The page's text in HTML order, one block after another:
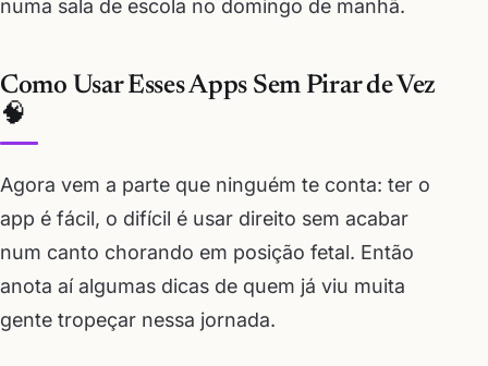
numa sala de escola no domingo de manhã.
Como Usar Esses Apps Sem Pirar de Vez
🧠
Agora vem a parte que ninguém te conta: ter o
app é fácil, o difícil é usar direito sem acabar
num canto chorando em posição fetal. Então
anota aí algumas dicas de quem já viu muita
gente tropeçar nessa jornada.